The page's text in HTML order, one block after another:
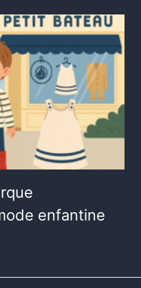
enfantine